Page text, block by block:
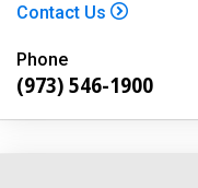
Contact Us
Phone
(973) 546-1900